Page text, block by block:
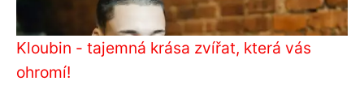
Kloubin - tajemná krása zvířat, která vás
ohromí!